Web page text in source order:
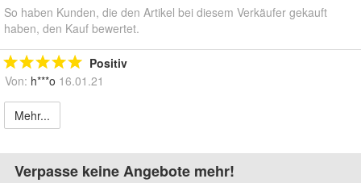
So haben Kunden, die den Artikel bei diesem Verkäufer gekauft
haben, den Kauf bewertet.
Positiv
Von: h***o 16.01.21
Mehr...
Verpasse keine Angebote mehr!